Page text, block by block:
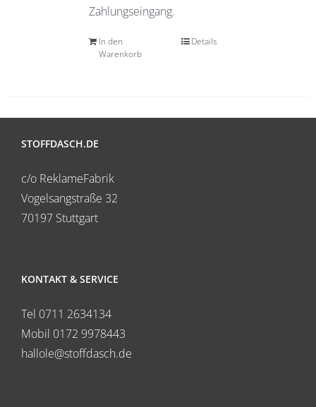
Zahlungseingang.
In den
Warenkorb
Details
STOFFDASCH.DE
c/o ReklameFabrik
Vogelsangstraße 32
70197 Stuttgart
KONTAKT & SERVICE
Tel 0711 2634134
Mobil 0172 9978443
hallole@stoffdasch.de